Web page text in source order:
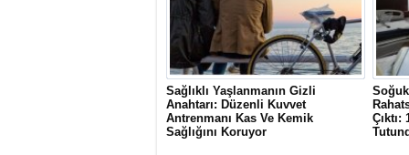
Sağlıklı Yaşlanmanın Gizli
Anahtarı: Düzenli Kuvvet
Antrenmanı Kas Ve Kemik
Sağlığını Koruyor